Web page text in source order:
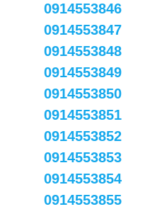
0914553846
0914553847
0914553848
0914553849
0914553850
0914553851
0914553852
0914553853
0914553854
0914553855